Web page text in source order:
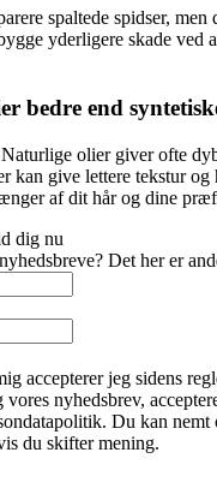
spaltede spidser, men
yderligere skade ved
bedre end
olier giver ofte
kan give lettere tekstur og
af dit hår og dine
dig nu
Det her er
accepterer jeg sidens
nyhedsbrev,
Du kan nemt
du skifter mening.